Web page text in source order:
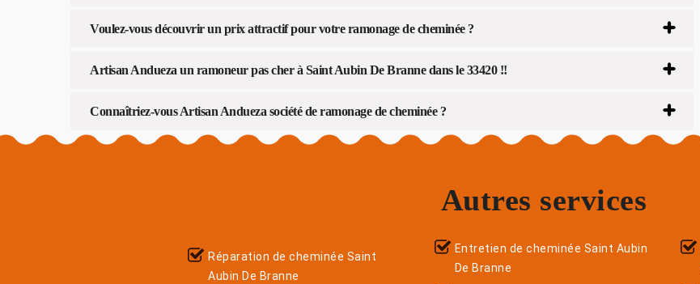
Voulez-vous découvrir un prix attractif pour votre ramonage de cheminée ?
Artisan Andueza un ramoneur pas cher à Saint Aubin De Branne dans le 33420 !!
Connaîtriez-vous Artisan Andueza société de ramonage de cheminée ?
Autres services
Réparation de cheminée Saint
Aubin De Branne
Entretien de cheminée Saint Aubin
De Branne